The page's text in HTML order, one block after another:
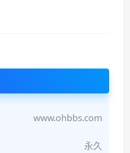
www.ohbbs.com
永久